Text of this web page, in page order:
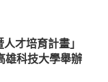
才培育計畫」
雄科技大學舉辦